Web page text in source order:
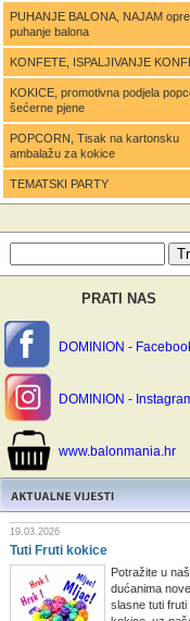
PUHANJE BALONA, NAJAM
puhanje balona
KONFETE, ISPALJIVANJE
KOKICE, promotivna podjela
šećerne pjene
POPCORN, Tisak na kartonsku
ambalažu za kokice
TEMATSKI PARTY
PRATI NAS
DOMINION -
DOMINION -
www.balonmania.hr
19.03.2026
Tuti Fruti kokice
Potražite u
dućanima nove
slasne tuti fruti